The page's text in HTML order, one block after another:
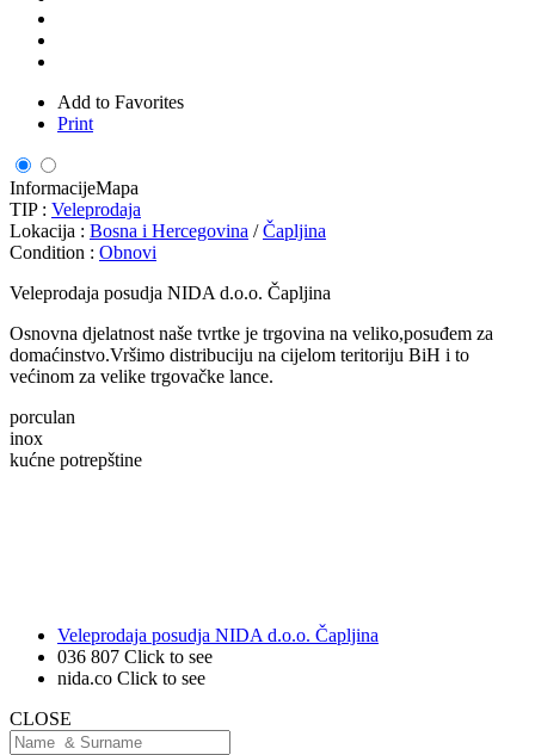
Add to Favorites
Print
InformacijeMapa
TIP : Veleprodaja
Lokacija : Bosna i Hercegovina /Čapljina
Condition : Obnovi
Veleprodaja posudja NIDA d.o.o. Čapljina
Osnovna djelatnost naše tvrtke je trgovina na veliko,posuđem za
domaćinstvo.Vršimo distribuciju na cijelom teritoriju BiH i to
većinom za velike trgovačke lance.
porculan
inox
kućne potrepštine
Veleprodaja posudja NIDA d.o.o. Čapljina
036 807 Click to see
nida.co Click to see
CLOSE